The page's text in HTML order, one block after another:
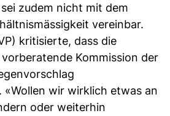
zudem nicht mit dem
vereinbar.
kritisierte, dass die
Kommission der
«Wollen wir wirklich etwas an
oder weiterhin